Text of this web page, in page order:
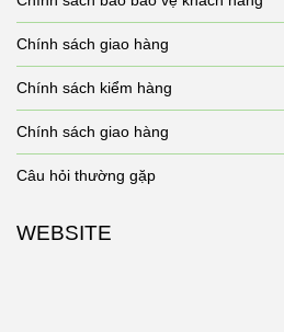
Chính sách giao hàng
Chính sách kiểm hàng
Chính sách giao hàng
Câu hỏi thường gặp
WEBSITE